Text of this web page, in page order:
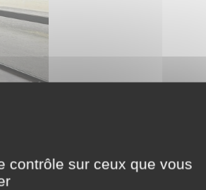
contrôle sur ceux que vous